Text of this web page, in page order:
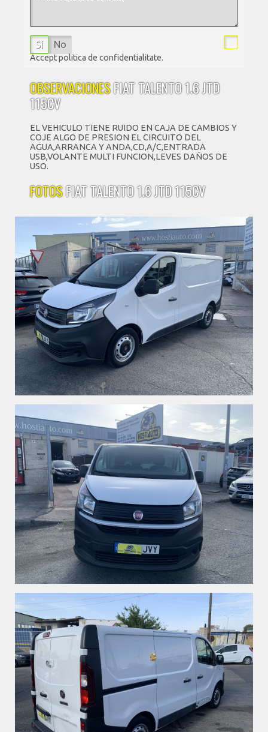
Sí No
Accept politica de confidentialitate.
OBSERVACIONESFIAT TALENTO 1.6 JTD
115CV
EL VEHICULO TIENE RUIDO EN CAJA DE CAMBIOS Y
COJE ALGO DE PRESION EL CIRCUITO DEL
AGUA,ARRANCA Y ANDA,CD,A/C,ENTRADA
USB,VOLANTE MULTI FUNCION,LEVES DAÑOS DE
USO.
FOTOSFIAT TALENTO 1.6 JTD 115CV